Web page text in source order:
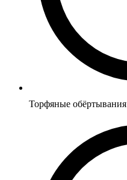
Торфяные обёртывания